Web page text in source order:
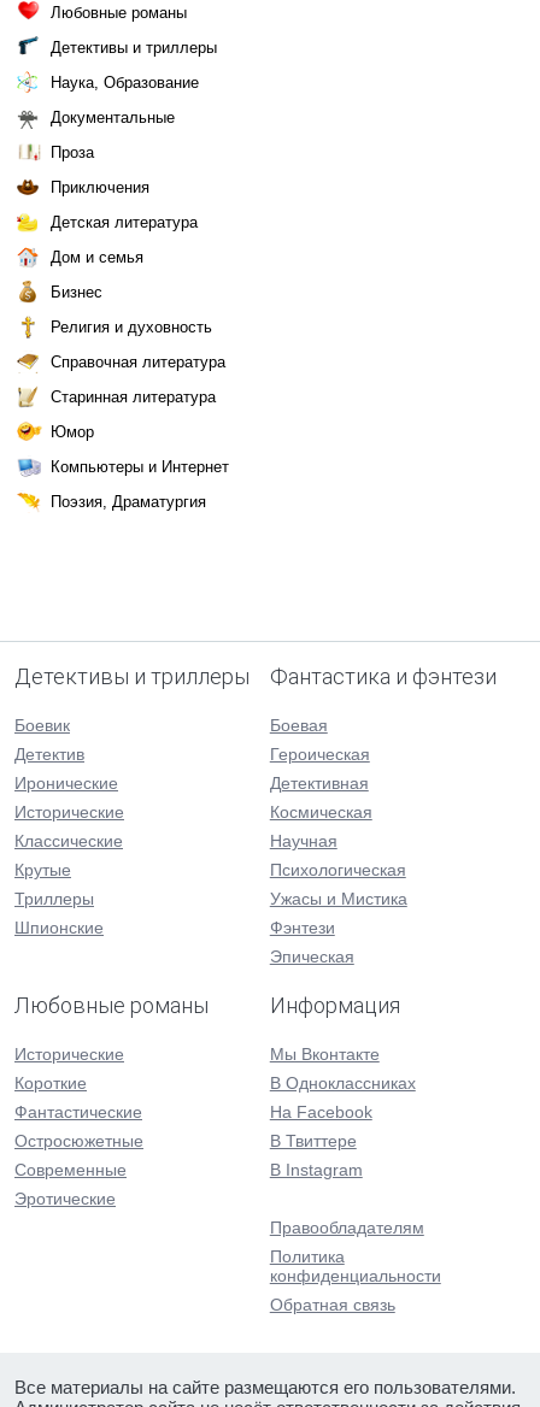
Любовные романы
Детективы и триллеры
Наука, Образование
Документальные
Проза
Приключения
Детская литература
Дом и семья
Бизнес
Религия и духовность
Справочная литература
Старинная литература
Юмор
Компьютеры и Интернет
Поэзия, Драматургия
Детективы и триллеры
Боевик
Детектив
Иронические
Исторические
Классические
Крутые
Триллеры
Шпионские
Фантастика и фэнтези
Боевая
Героическая
Детективная
Космическая
Научная
Психологическая
Ужасы и Мистика
Фэнтези
Эпическая
Любовные романы
Исторические
Короткие
Фантастические
Остросюжетные
Современные
Эротические
Информация
Мы Вконтакте
В Одноклассниках
На Facebook
В Твиттере
В Instagram
Правообладателям
Политика
конфиденциальности
Обратная связь
Все материалы на сайте размещаются его пользователями.